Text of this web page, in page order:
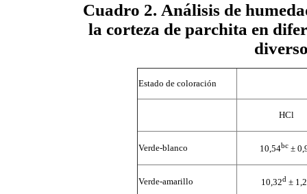
Cuadro 2. Análisis de
la corteza de parchita en
Estado de coloración
HCl
Verde-blanco 10,54bc ±
Verde-amarillo 10,32d ±